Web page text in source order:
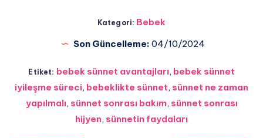
Kategori: Bebek
Son Güncelleme: 04/10/2024
Etiket: bebek sünnet avantajları, bebek sünnet
iyileşme süreci, bebeklikte sünnet, sünnet ne zaman
yapılmalı, sünnet sonrası bakım, sünnet sonrası
hijyen, sünnetin faydaları